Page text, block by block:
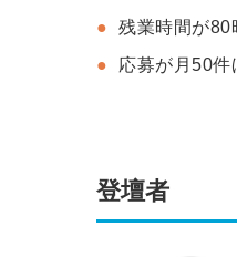
残業時間が80
応募が月50件
登壇者